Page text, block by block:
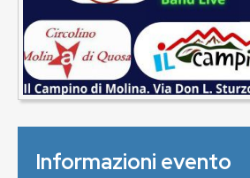
Informazioni evento